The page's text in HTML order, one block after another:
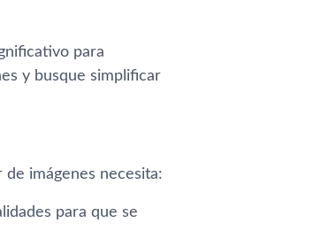
para
y busque simplificar
imágenes necesita:
para que se